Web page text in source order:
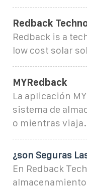
Redback
Redback is a
low cost solar
MYRedback
La aplicación
sistema de
o mientras viaja.
¿son Seguras
En Redback